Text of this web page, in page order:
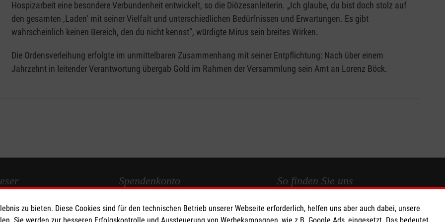
Hospizarbeit eine besondere Verbundenheit entwickelt, so die Diözesanleiterin. „Ich glaube, du bist doch stolz auf
den gesamten ‚Laden‘ mit seiner Vielfalt und unterschiedlichen Bedürfnissen und Erwartungen. Es gibt
wahrscheinlich keinen Bereich, den du nicht kennst“, würdigte Mirus sein breites Wirken.
Die Ordensverleihung erfolgte im unmittelbaren Zusammenhang mit seiner Entpflichtung: Nach über einem
Jahrzehnt in leitender Verantwortung übergab Gold im Rahmen der Versammlung sein Amt an Lorenz Böck.
Spendenkonto
Empfänger: Malteser Hilfsdienst e.V.
So finden Sie uns
Malteser Hilfsdienst e.V. und gGmbH
zu bieten. Diese Cookies sind für den technischen Betrieb unserer Webseite erforderlich, helfen uns aber auch dabei, unsere